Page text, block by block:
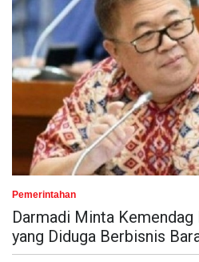
Pemerintahan
Darmadi Minta
yang Diduga Berbisnis